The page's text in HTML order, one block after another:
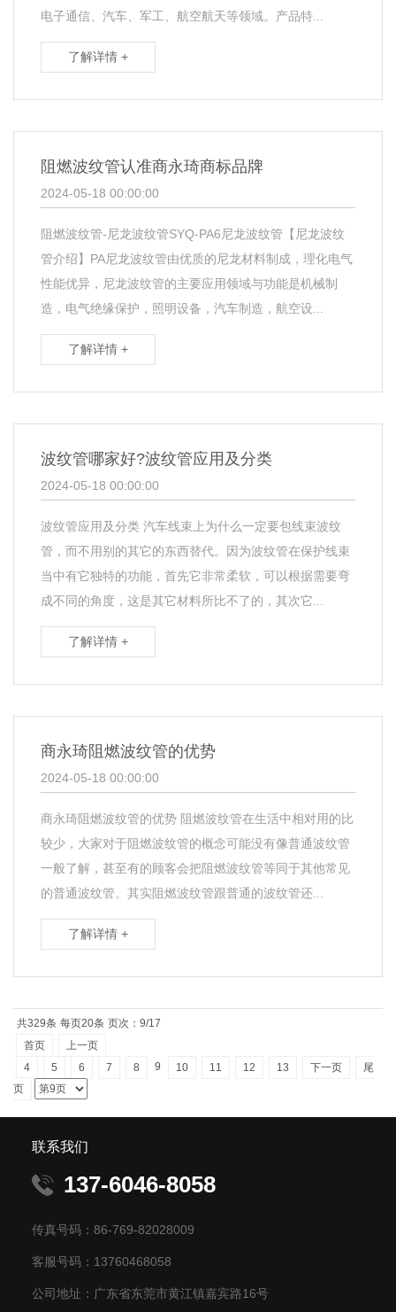
电子通信、汽车、军工、航空航天等领域。产品特...
了解详情 +
阻燃波纹管认准商永琦商标品牌
2024-05-18 00:00:00
阻燃波纹管-尼龙波纹管SYQ-PA6尼龙波纹管【尼龙波纹
管介绍】PA尼龙波纹管由优质的尼龙材料制成，理化电气
性能优异，尼龙波纹管的主要应用领域与功能是机械制
造，电气绝缘保护，照明设备，汽车制造，航空设...
了解详情 +
波纹管哪家好?波纹管应用及分类
2024-05-18 00:00:00
波纹管应用及分类 汽车线束上为什么一定要包线束波纹
管，而不用别的其它的东西替代。因为波纹管在保护线束
当中有它独特的功能，首先它非常柔软，可以根据需要弯
成不同的角度，这是其它材料所比不了的，其次它...
了解详情 +
商永琦阻燃波纹管的优势
2024-05-18 00:00:00
商永琦阻燃波纹管的优势 阻燃波纹管在生活中相对用的比
较少，大家对于阻燃波纹管的概念可能没有像普通波纹管
一般了解，甚至有的顾客会把阻燃波纹管等同于其他常见
的普通波纹管。其实阻燃波纹管跟普通的波纹管还...
了解详情 +
共329条 每页20条 页次：9/17
首页
上一页
4
5 6 7 8 9 10 11 12 13 下一页
尾
页
联系我们
137-6046-8058
传真号码：86-769-82028009
客服号码：13760468058
公司地址：广东省东莞市黄江镇嘉宾路16号